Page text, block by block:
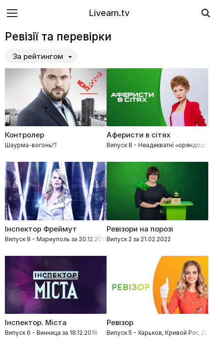
Liveam.tv
Ревізії та перевірки
За рейтингом
Контролер
Шаурма-вогонь!?
Аферисти в сітях
Випуск 8 - Неадекватні
Інспектор Фреймут
Випуск 8 - Мариуполь за 20.12.2016
Ревізори на порозі
Випуск 2 за 21.02.2022
Інспектор. Міста
Випуск 6 - Винница за 18.12.2018
Ревізор
Випуск 5 - Харьков, Кривой Рог,